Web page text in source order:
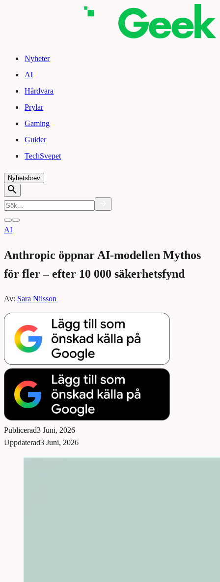
Nyheter
AI
Hårdvara
Prylar
Gaming
Guider
TechSvepet
Nyhetsbrev
AI
Anthropic öppnar AI-modellen Mythos
för fler – efter 10 000 säkerhetsfynd
Av: Sara Nilsson
Publicerad3 Juni, 2026
Uppdaterad3 Juni, 2026